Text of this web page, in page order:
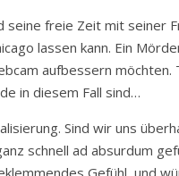
freie Zeit mit seiner
lassen kann. Ein
aufbessern
in diesem Fall sind…
Sind wir uns
schnell ad absurdum